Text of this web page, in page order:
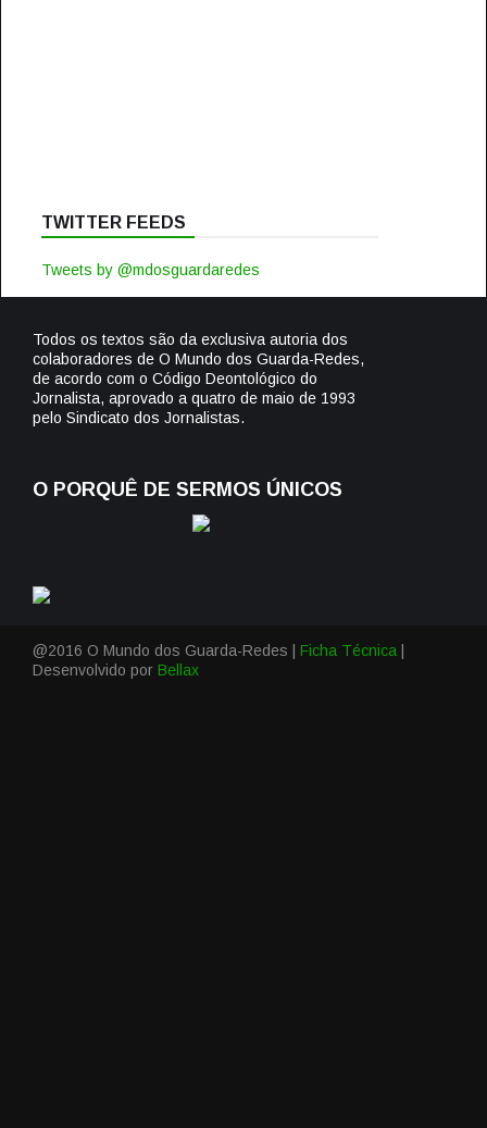
TWITTER FEEDS
Tweets by @mdosguardaredes
Todos os textos são da exclusiva autoria dos
colaboradores de O Mundo dos Guarda-Redes,
de acordo com o Código Deontológico do
Jornalista, aprovado a quatro de maio de 1993
pelo Sindicato dos Jornalistas.
O PORQUÊ DE SERMOS ÚNICOS
@2016 O Mundo dos Guarda-Redes | Ficha Técnica
Desenvolvido por Bellax